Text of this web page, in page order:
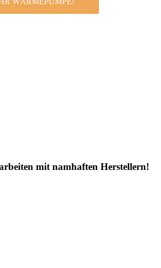
mit namhaften Herstellern!